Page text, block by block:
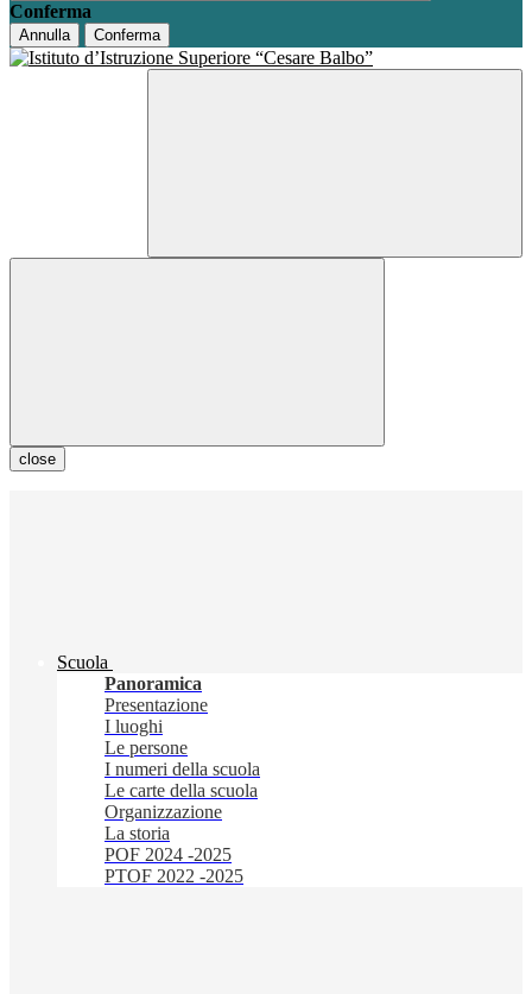
Conferma
Annulla Conferma
close
Scuola
Panoramica
Presentazione
I luoghi
Le persone
I numeri della scuola
Le carte della scuola
Organizzazione
La storia
POF 2024 -2025
PTOF 2022 -2025